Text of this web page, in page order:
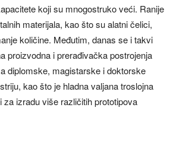
koji su mnogostruko veći. Ranije
materijala, kao što su alatni čelici,
količine. Međutim, danas se i takvi
proizvodna i prerađivačka postrojenja
diplomske, magistarske i doktorske
kao što je hladna valjana troslojna
izradu više različitih prototipova